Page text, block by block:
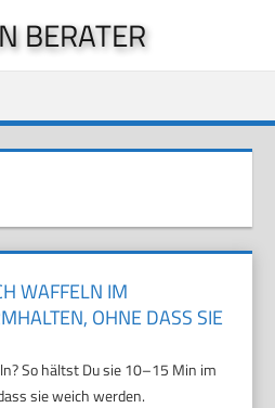
BERATER
WAFFELN IM
OHNE DASS SIE
So hältst Du sie 10–15 Min im
sie weich werden.